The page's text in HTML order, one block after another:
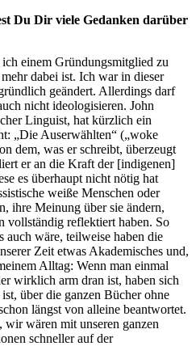
Du Dir viele Gedanken darüber
einem Gründungsmitglied zu
dabei ist. Ich war in dieser
geändert. Allerdings darf
nicht ideologisieren. John
Linguist, hat kürzlich ein
„Die Auserwählten“ („woke
dem, was er schreibt, überzeugt
er an die Kraft der [indigenen]
es überhaupt nicht nötig hat
weiße Menschen oder
ihre Meinung über sie ändern,
vollständig reflektiert haben. So
wäre, teilweise haben die
Zeit etwas Akademisches und,
Alltag: Wenn man einmal
wirklich arm dran ist, haben sich
über die ganzen Bücher ohne
längst von alleine beantwortet.
wären mit unseren ganzen
schneller auf der